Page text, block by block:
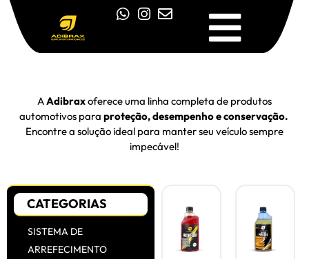
AAdibraxoferece uma linha completa de produtos
automotivos para proteção, desempenho e conservação.
Encontre a solução ideal para manter seu veículo sempre
impecável!
CATEGORIAS
SISTEMA DE
ARREFECIMENTO
Ver
Produt
Ver
Produt